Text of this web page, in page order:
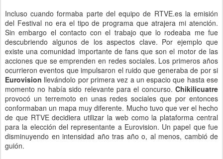
Incluso cuando formaba parte del equipo de RTVE.es la emisión
del Festival no era el tipo de programa que atrajera mi atención.
Sin embargo el contacto con el trabajo que lo rodeaba me fue
descubriendo algunos de los aspectos clave. Por ejemplo que
existe una comunidad importante de fans que son el motor de las
acciones que se emprenden en redes sociales. Los primeros años
ocurrieron eventos que impulsaron el ruido que generaba de por si
Eurovision llevándolo por primera vez a un espacio que hasta ese
momento no había sido relevante para el concurso. Chikilicuatre
provocó un terremoto en unas redes sociales que por entonces
conformaban un mapa muy diferente. Mucho tuvo que ver el hecho
de que RTVE decidiera utilizar la web como la plataforma central
para la elección del representante a Eurovision. Un papel que fue
disminuyendo en intensidad año tras año o, al menos, cambió de
guión.